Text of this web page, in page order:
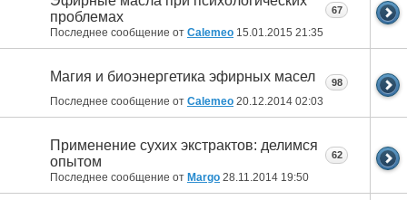
проблемах
Последнее сообщение от Calemeo 15.01.2015 21:35
67
Магия и биоэнергетика эфирных масел
Последнее сообщение от Calemeo 20.12.2014 02:03
98
Применение сухих экстрактов: делимся
опытом
Последнее сообщение от Margo 28.11.2014 19:50
62